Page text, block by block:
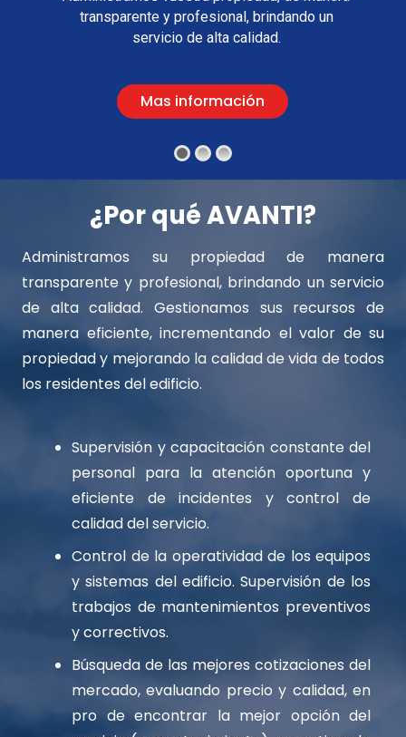
Mas información
transparente y profesional, brindando un
servicio de alta calidad.
¿Por qué AVANTI?
Administramos su propiedad de manera
transparente y profesional, brindando un servicio
de alta calidad. Gestionamos sus recursos de
manera eficiente, incrementando el valor de su
propiedad y mejorando la calidad de vida de todos
los residentes del edificio.
Supervisión y capacitación constante del
personal para la atención oportuna y
eficiente de incidentes y control de
calidad del servicio.
Control de la operatividad de los equipos
y sistemas del edificio. Supervisión de los
trabajos de mantenimientos preventivos
y correctivos.
Búsqueda de las mejores cotizaciones del
mercado, evaluando precio y calidad, en
pro de encontrar la mejor opción del